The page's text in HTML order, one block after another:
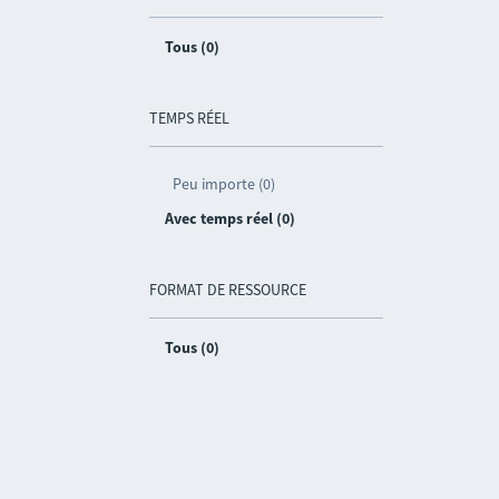
Tous (0)
TEMPS RÉEL
Peu importe (0)
Avec temps réel (0)
FORMAT DE RESSOURCE
Tous (0)